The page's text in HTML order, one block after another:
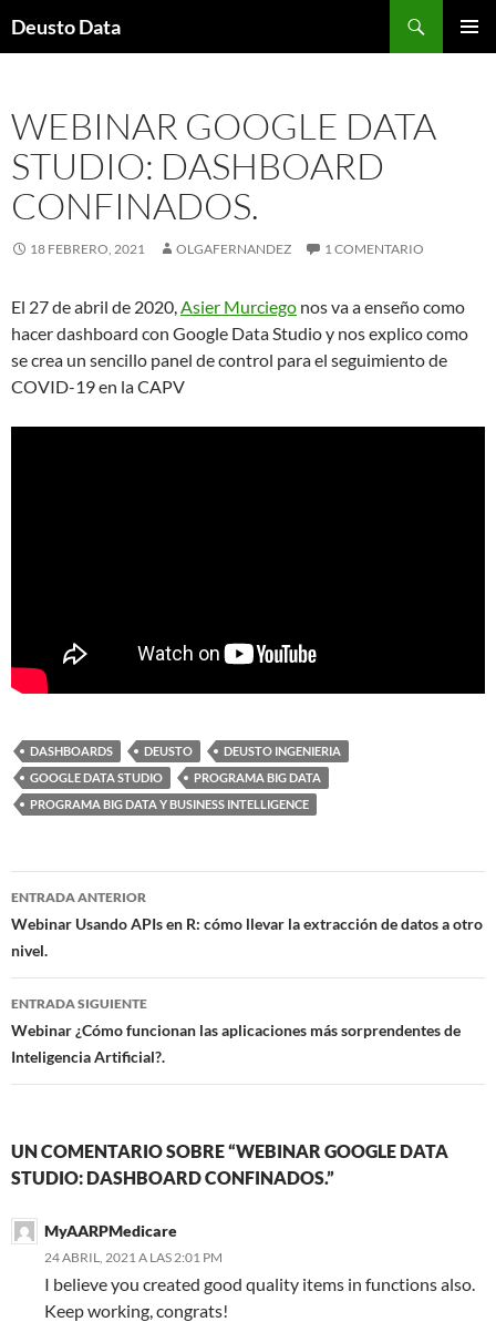
Deusto Data
WEBINAR GOOGLE DATA
STUDIO: DASHBOARD
CONFINADOS.
18 FEBRERO, 2021 OLGAFERNANDEZ 1 COMENTARIO
El 27 de abril de 2020,Asier Murciego nos va a enseño como
hacer dashboard con Google Data Studio y nos explico como
se crea un sencillo panel de control para el seguimiento de
COVID-19 en la CAPV
DASHBOARDS DEUSTO
DEUSTO INGENIERIA
GOOGLE DATA STUDIO
PROGRAMA BIG DATA
PROGRAMA BIG DATA Y BUSINESS INTELLIGENCE
Navegación
de
entradas
ENTRADA ANTERIOR
Webinar Usando APIs en R: cómo llevar la extracción de datos a otro
nivel.
ENTRADA SIGUIENTE
Webinar ¿Cómo funcionan las aplicaciones más sorprendentes de
Inteligencia Artificial?.
UN COMENTARIO SOBRE “WEBINAR GOOGLE DATA
STUDIO: DASHBOARD CONFINADOS.”
MyAARPMedicare
24 ABRIL, 2021 A LAS 2:01 PM
I believe you created good quality items in functions also.
Keep working, congrats!